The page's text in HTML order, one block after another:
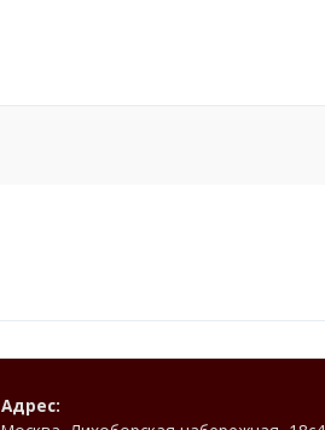
Адрес: